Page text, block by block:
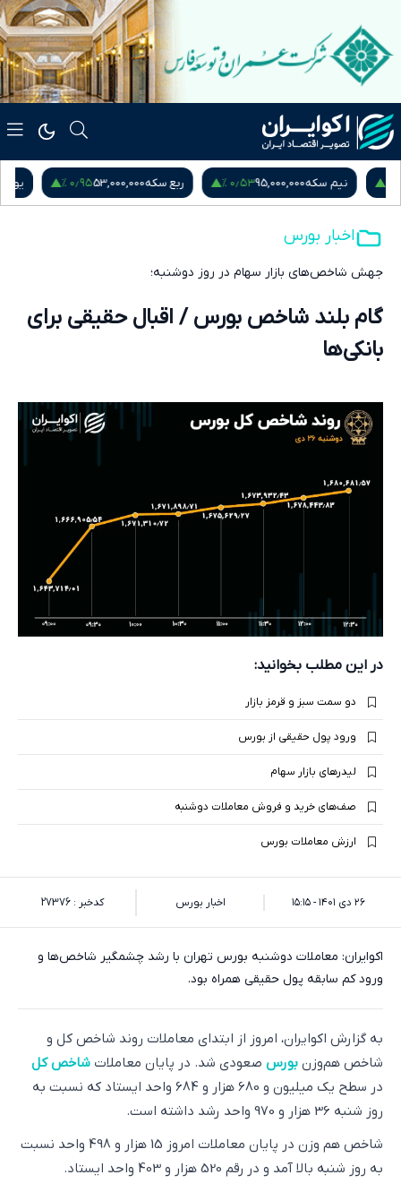
نیم سکه95,000,000۰٫۵۳ % ربع سکه53,000,000۰٫۹۵ % یورو
اخبار بورس
جهش شاخص‌های بازار سهام در روز دوشنبه؛
گام بلند شاخص بورس / اقبال حقیقی برای
بانکی‌ها
در این مطلب بخوانید:
دو سمت سبز و قرمز بازار
ورود پول حقیقی از بورس
لیدرهای بازار سهام
صف‌های خرید و فروش معاملات دوشنبه
ارزش معاملات بورس
۲۶ دی ۱۴۰۱ - ۱۵:۱۵ اخبار بورس کدخبر : 27376
اکوایران: معاملات دوشنبه بورس تهران با رشد چشمگیر شاخص‌ها‌ و
ورود کم سابقه پول حقیقی همراه بود.
به گزارش اکوایران، امروز از ابتدای معاملات روند شاخص کل و
شاخص هم‌وزن بورس صعودی شد. در پایان معاملات شاخص کل
در سطح یک میلیون و 680 هزار و 684 واحد ایستاد که نسبت به
روز شنبه 36 هزار و 970 واحد رشد داشته است.
شاخص هم وزن در پایان معاملات امروز 15 هزار و 498 واحد نسبت
به روز شنبه بالا آمد و در رقم 520 هزار و 403 واحد ایستاد.